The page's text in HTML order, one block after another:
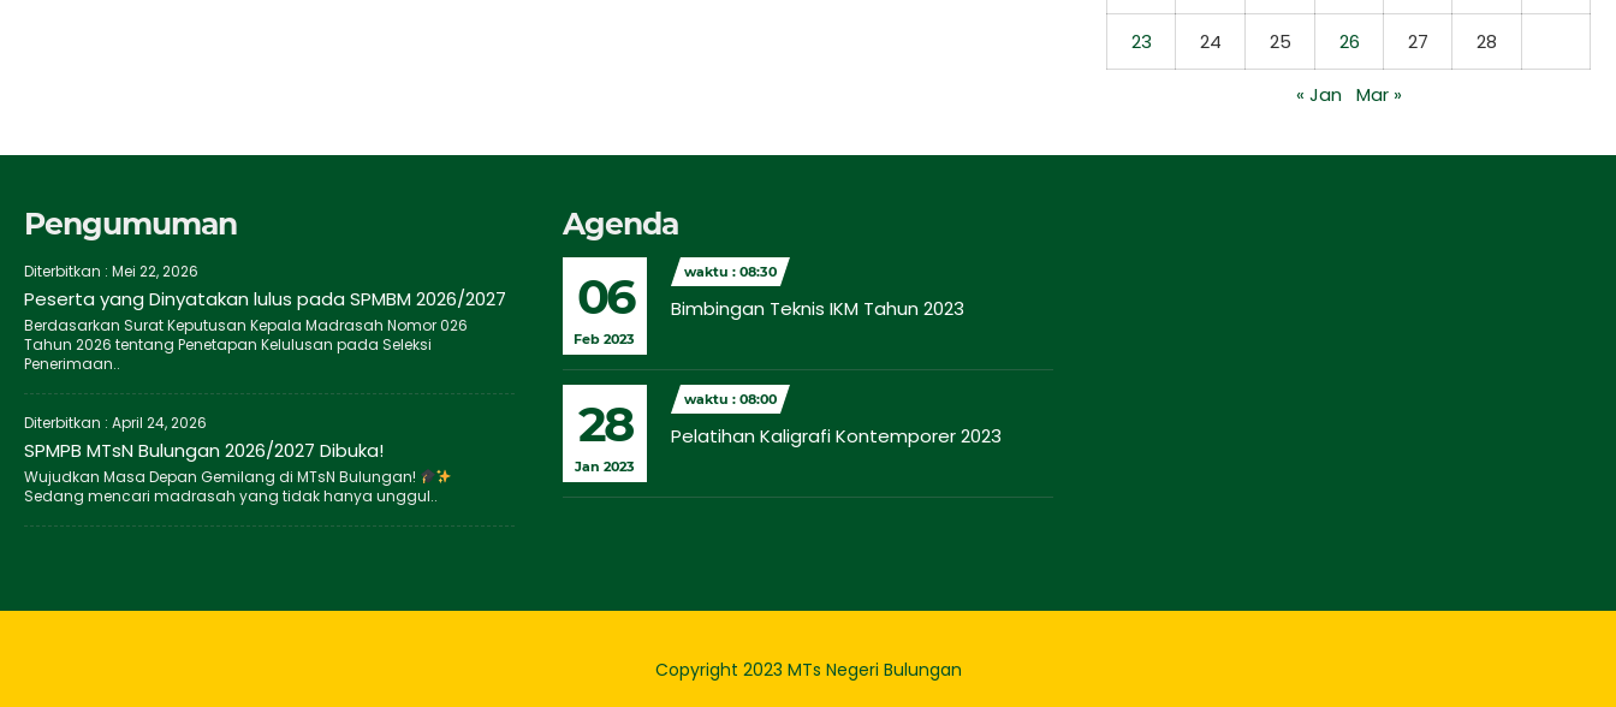
23 24 25 26 27 28
« Jan Mar »
Pengumuman
Diterbitkan : Mei 22, 2026
Peserta yang Dinyatakan lulus pada SPMBM 2026/2027
Berdasarkan Surat Keputusan Kepala Madrasah Nomor 026
Tahun 2026 tentang Penetapan Kelulusan pada Seleksi
Penerimaan..
Diterbitkan : April 24, 2026
SPMPB MTsN Bulungan 2026/2027 Dibuka!
Wujudkan Masa Depan Gemilang di MTsN Bulungan!
Sedang mencari madrasah yang tidak hanya unggul..
Agenda
06
Feb 2023
waktu : 08:30
Bimbingan Teknis IKM Tahun 2023
28
Jan 2023
waktu : 08:00
Pelatihan Kaligrafi Kontemporer 2023
Copyright 2023 MTs Negeri Bulungan